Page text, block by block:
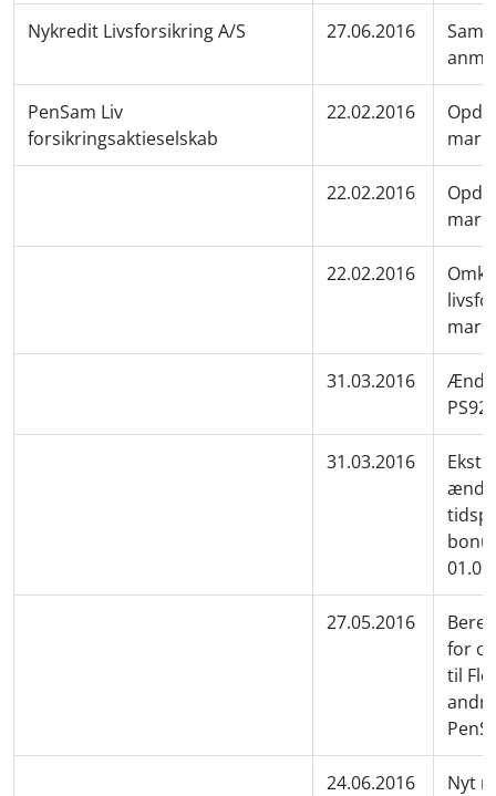
Nykredit Livsforsikring A/S 27.06.2016
PenSam Liv
forsikringsaktieselskab
22.02.2016
22.02.2016
22.02.2016
31.03.2016
31.03.2016
27.05.2016
for
til
24.06.2016 Nyt